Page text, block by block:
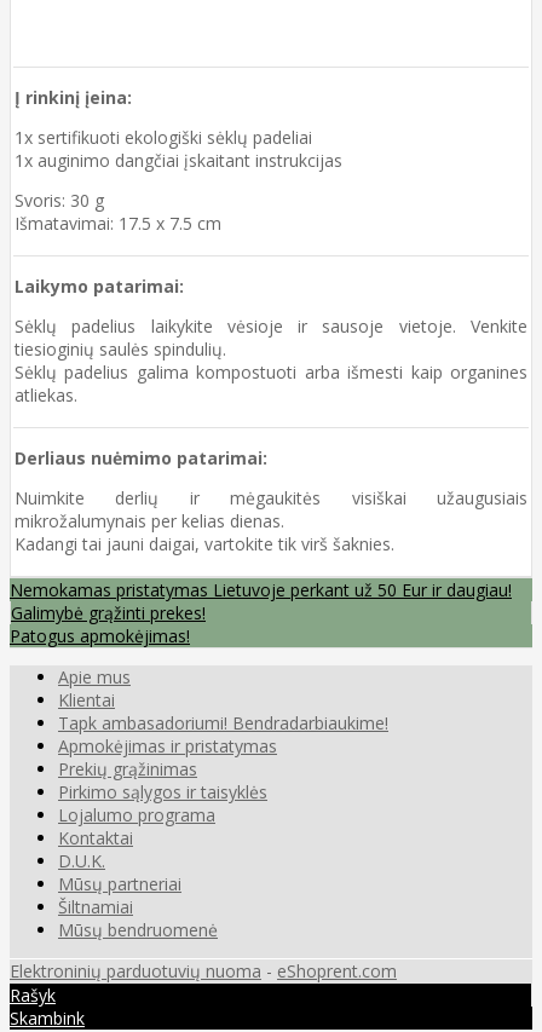
Į rinkinį įeina:
1x sertifikuoti ekologiški sėklų padeliai
1x auginimo dangčiai įskaitant instrukcijas
Svoris: 30 g
Išmatavimai: 17.5 x 7.5 cm
Laikymo patarimai:
Sėklų padelius laikykite vėsioje ir sausoje vietoje. Venkite
tiesioginių saulės spindulių.
Sėklų padelius galima kompostuoti arba išmesti kaip organines
atliekas.
Derliaus nuėmimo patarimai:
Nuimkite derlių ir mėgaukitės visiškai užaugusiais
mikrožalumynais per kelias dienas.
Kadangi tai jauni daigai, vartokite tik virš šaknies.
Nemokamas pristatymas Lietuvoje perkant už 50 Eur ir daugiau!
Galimybė grąžinti prekes!
Patogus apmokėjimas!
Apie mus
Klientai
Tapk ambasadoriumi! Bendradarbiaukime!
Apmokėjimas ir pristatymas
Prekių grąžinimas
Pirkimo sąlygos ir taisyklės
Lojalumo programa
Kontaktai
D.U.K.
Mūsų partneriai
Šiltnamiai
Mūsų bendruomenė
Elektroninių parduotuvių nuoma - eShoprent.com
Rašyk
Skambink